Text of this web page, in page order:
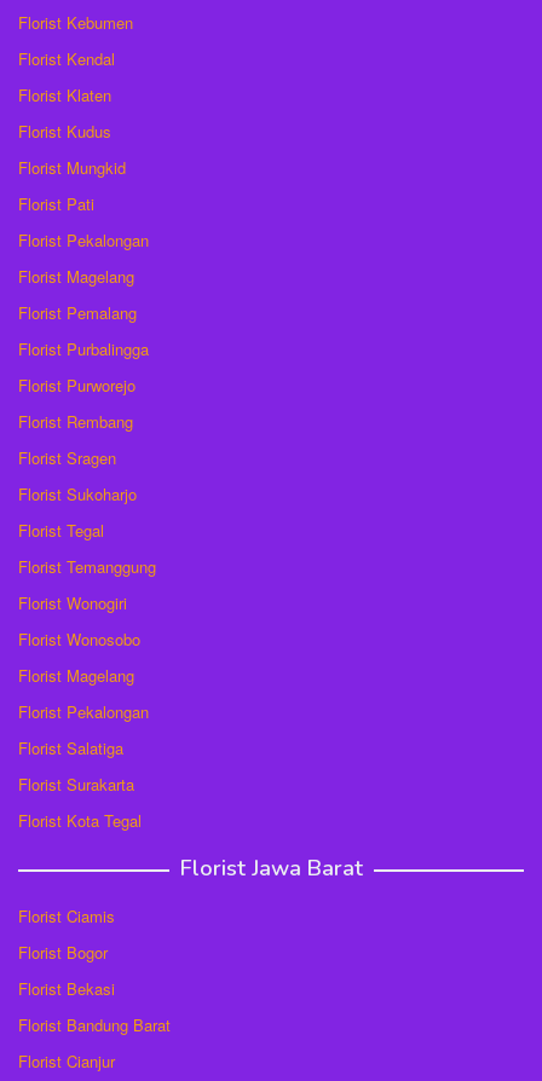
Florist Kebumen
Florist Kendal
Florist Klaten
Florist Kudus
Florist Mungkid
Florist Pati
Florist Pekalongan
Florist Magelang
Florist Pemalang
Florist Purbalingga
Florist Purworejo
Florist Rembang
Florist Sragen
Florist Sukoharjo
Florist Tegal
Florist Temanggung
Florist Wonogiri
Florist Wonosobo
Florist Magelang
Florist Pekalongan
Florist Salatiga
Florist Surakarta
Florist Kota Tegal
Florist Jawa Barat
Florist Ciamis
Florist Bogor
Florist Bekasi
Florist Bandung Barat
Florist Cianjur